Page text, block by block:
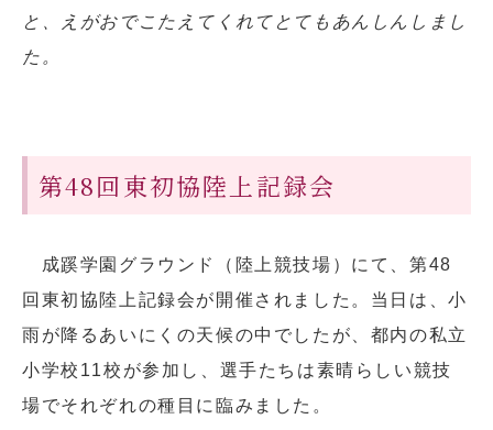
と、えがおでこたえてくれてとてもあんしんしまし
た。
第48回東初協陸上記録会
成蹊学園グラウンド（陸上競技場）にて、第48
回東初協陸上記録会が開催されました。当日は、小
雨が降るあいにくの天候の中でしたが、都内の私立
小学校11校が参加し、選手たちは素晴らしい競技
場でそれぞれの種目に臨みました。